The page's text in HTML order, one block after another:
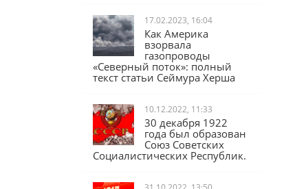
Путинская Олигархическая?
17.02.2023, 16:04
Как Америка
взорвала
газопроводы
текст статьи Сеймура Херша
10.12.2022, 11:33
30 декабря 1922
года был образован
Социалистических Республик.